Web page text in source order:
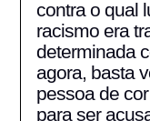
contra o qual
racismo era
determinada
agora, basta
pessoa de
para ser